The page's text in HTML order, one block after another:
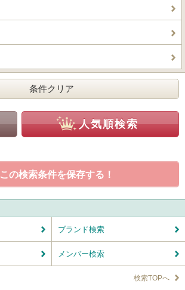
この検索条件を保存する！
ブランド検索
メンバー検索
検索TOPへ